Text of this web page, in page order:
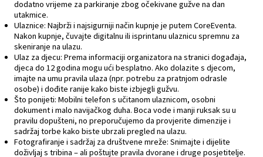
dodatno vrijeme za parkiranje zbog očekivane gužve na dan
utakmice.
Ulaznice: Najbrži i najsigurniji način kupnje je putem CoreEventa.
Nakon kupnje, čuvajte digitalnu ili isprintanu ulaznicu spremnu za
skeniranje na ulazu.
Ulaz za djecu: Prema informaciji organizatora na stranici događaja,
djeca do 12 godina mogu ući besplatno. Ako dolazite s djecom,
imajte na umu pravila ulaza (npr. potrebu za pratnjom odrasle
osobe) i dođite ranije kako biste izbjegli gužvu.
Što ponijeti: Mobilni telefon s učitanom ulaznicom, osobni
dokument i malo navijačkog duha. Boca vode i manji ruksak su u
pravilu dopušteni, no preporučujemo da provjerite dimenzije i
sadržaj torbe kako biste ubrzali pregled na ulazu.
Fotografiranje i sadržaj za društvene mreže: Snimajte i dijelite
doživljaj s tribina – ali poštujte pravila dvorane i druge posjetitelje.